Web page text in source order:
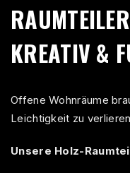
KREATIV &
Offene Wohnräume
Leichtigkeit zu
Unsere Holz-